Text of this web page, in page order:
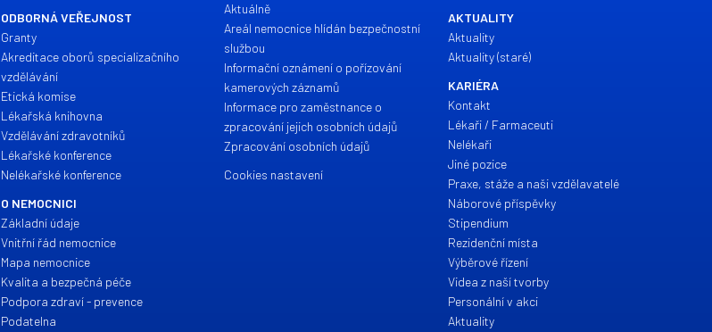
ODBORNÁ VEŘEJNOST
Granty
Akreditace oborů specializačního
vzdělávání
Etická komise
Lékařská knihovna
Vzdělávání zdravotníků
Lékařské konference
Nelékařské konference
O NEMOCNICI
Základní údaje
Vnitřní řád nemocnice
Mapa nemocnice
Kvalita a bezpečná péče
Podpora zdraví - prevence
Podatelna
Aktuálně
Areál nemocnice hlídán bezpečnostní
službou
Informační oznámení o pořízování
kamerových záznamů
Informace pro zaměstnance o
zpracování jejich osobních údajů
Zpracování osobních údajů
Cookies nastavení
AKTUALITY
Aktuality
Aktuality (staré)
KARIÉRA
Kontakt
Lékaři / Farmaceuti
Nelékaři
Jiné pozice
Praxe, stáže a naši vzdělavatelé
Náborové příspěvky
Stipendium
Rezidenční místa
Výběrové řízení
Videa z naší tvorby
Personální v akci
Aktuality